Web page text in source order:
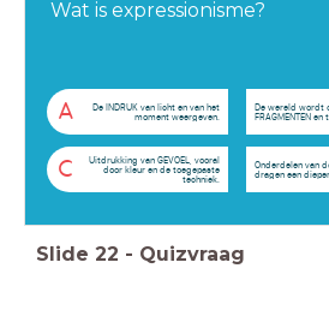
Wat is expressionisme?
A
De INDRUK van licht en van het
moment weergeven.
De wereld wordt
FRAGMENTEN en
C
Uitdrukking van GEVOEL, vooral
door kleur en de toegepaste
techniek.
Onderdelen van
dragen een
Slide 22 - Quizvraag